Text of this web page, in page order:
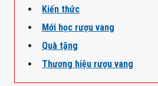
Kiến thức
Mới học rượu vang
Quà tặng
Thương hiệu rượu vang